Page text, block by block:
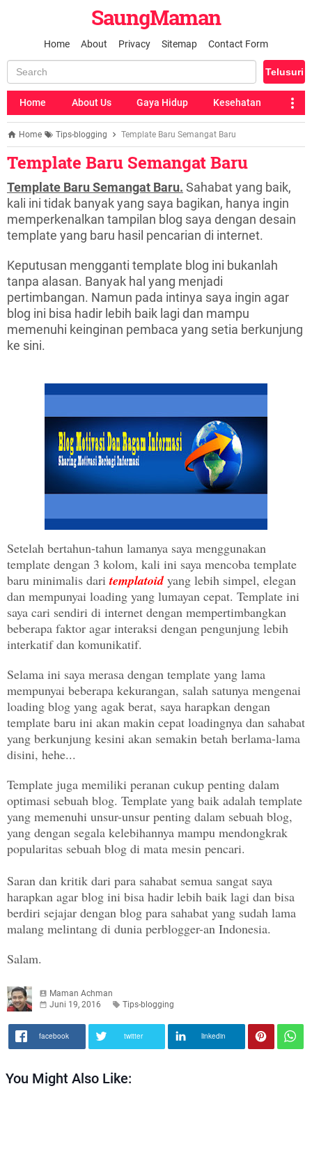
SaungMaman
Home About Privacy Sitemap Contact Form
Home About Us Gaya Hidup Kesehatan
Home Tips-blogging Template Baru Semangat Baru
Template Baru Semangat Baru
Template Baru Semangat Baru. Sahabat yang baik,
kali ini tidak banyak yang saya bagikan, hanya ingin
memperkenalkan tampilan blog saya dengan desain
template yang baru hasil pencarian di internet.
Keputusan mengganti template blog ini bukanlah
tanpa alasan. Banyak hal yang menjadi
pertimbangan. Namun pada intinya saya ingin agar
blog ini bisa hadir lebih baik lagi dan mampu
memenuhi keinginan pembaca yang setia berkunjung
ke sini.
Setelah bertahun-tahun lamanya saya menggunakan
template dengan 3 kolom, kali ini saya mencoba template
baru minimalis daritemplatoidyang lebih simpel, elegan
dan mempunyai loading yang lumayan cepat. Template ini
saya cari sendiri di internet dengan mempertimbangkan
beberapa faktor agar interaksi dengan pengunjung lebih
interkatif dan komunikatif.
Selama ini saya merasa dengan template yang lama
mempunyai beberapa kekurangan, salah satunya mengenai
loading blog yang agak berat, saya harapkan dengan
template baru ini akan makin cepat loadingnya dan sahabat
yang berkunjung kesini akan semakin betah berlama-lama
disini, hehe...
Template juga memiliki peranan cukup penting dalam
optimasi sebuah blog. Template yang baik adalah template
yang memenuhi unsur-unsur penting dalam sebuah blog,
yang dengan segala kelebihannya mampu mendongkrak
popularitas sebuah blog di mata mesin pencari.
Saran dan kritik dari para sahabat semua sangat saya
harapkan agar blog ini bisa hadir lebih baik lagi dan bisa
berdiri sejajar dengan blog para sahabat yang sudah lama
malang melintang di dunia perblogger-an Indonesia.
Salam.
Maman Achman
Juni 19, 2016
Tips-blogging
facebook twitter linkedin
You Might Also Like: